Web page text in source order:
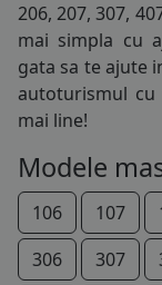
206, 207, 307,
mai simpla cu
gata sa te ajute
autoturismul
mai line!
Modele
106 107
306
307
145/80R13
155/70R13
165/65R13
165/70R13
175/70R13
155/65R14